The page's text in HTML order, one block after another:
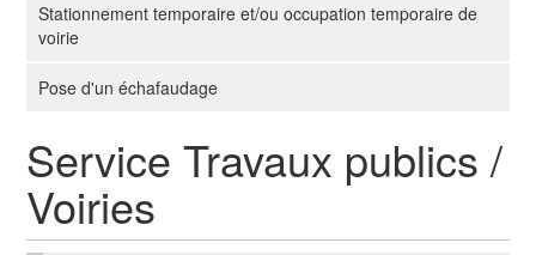
v
g
t
i
o
n
Stationnement temporaire et/ou occupation temporaire de
voirie
Pose d'un échafaudage
Service Travaux publics /
Voiries